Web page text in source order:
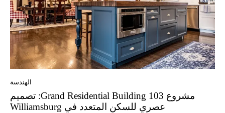
الهندسة
مشروع 103 Grand Residential Building: تصميم
عصري للسكن المتعدد في Williamsburg